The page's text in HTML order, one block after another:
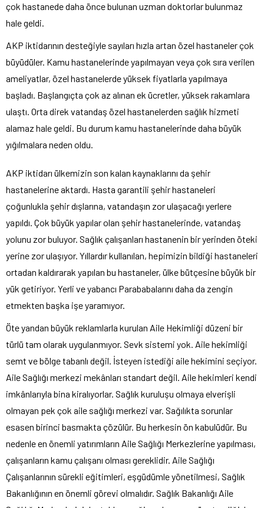
çok hastanede daha önce bulunan uzman doktorlar bulunmaz
hale geldi.
AKP iktidarının desteğiyle sayıları hızla artan özel hastaneler çok
büyüdüler. Kamu hastanelerinde yapılmayan veya çok sıra verilen
ameliyatlar, özel hastanelerde yüksek fiyatlarla yapılmaya
başladı. Başlangıçta çok az alınan ek ücretler, yüksek rakamlara
ulaştı. Orta direk vatandaş özel hastanelerden sağlık hizmeti
alamaz hale geldi. Bu durum kamu hastanelerinde daha büyük
yığılmalara neden oldu.
AKP iktidarı ülkemizin son kalan kaynaklarını da şehir
hastanelerine aktardı. Hasta garantili şehir hastaneleri
çoğunlukla şehir dışlarına, vatandaşın zor ulaşacağı yerlere
yapıldı. Çok büyük yapılar olan şehir hastanelerinde, vatandaş
yolunu zor buluyor. Sağlık çalışanları hastanenin bir yerinden öteki
yerine zor ulaşıyor. Yıllardır kullanılan, hepimizin bildiği hastaneleri
ortadan kaldırarak yapılan bu hastaneler, ülke bütçesine büyük bir
yük getiriyor. Yerli ve yabancı Parababalarını daha da zengin
etmekten başka işe yaramıyor.
Öte yandan büyük reklamlarla kurulan Aile Hekimliği düzeni bir
türlü tam olarak uygulanmıyor. Sevk sistemi yok. Aile hekimliği
semt ve bölge tabanlı değil. İsteyen istediği aile hekimini seçiyor.
Aile Sağlığı merkezi mekânları standart değil. Aile hekimleri kendi
imkânlarıyla bina kiralıyorlar. Sağlık kuruluşu olmaya elverişli
olmayan pek çok aile sağlığı merkezi var. Sağılıkta sorunlar
esasen birinci basmakta çözülür. Bu herkesin ön kabulüdür. Bu
nedenle en önemli yatırımların Aile Sağlığı Merkezlerine yapılması,
çalışanların kamu çalışanı olması gereklidir. Aile Sağlığı
Çalışanlarının sürekli eğitimleri, eşgüdümle yönetilmesi, Sağlık
Bakanlığının en önemli görevi olmalıdır. Sağlık Bakanlığı Aile